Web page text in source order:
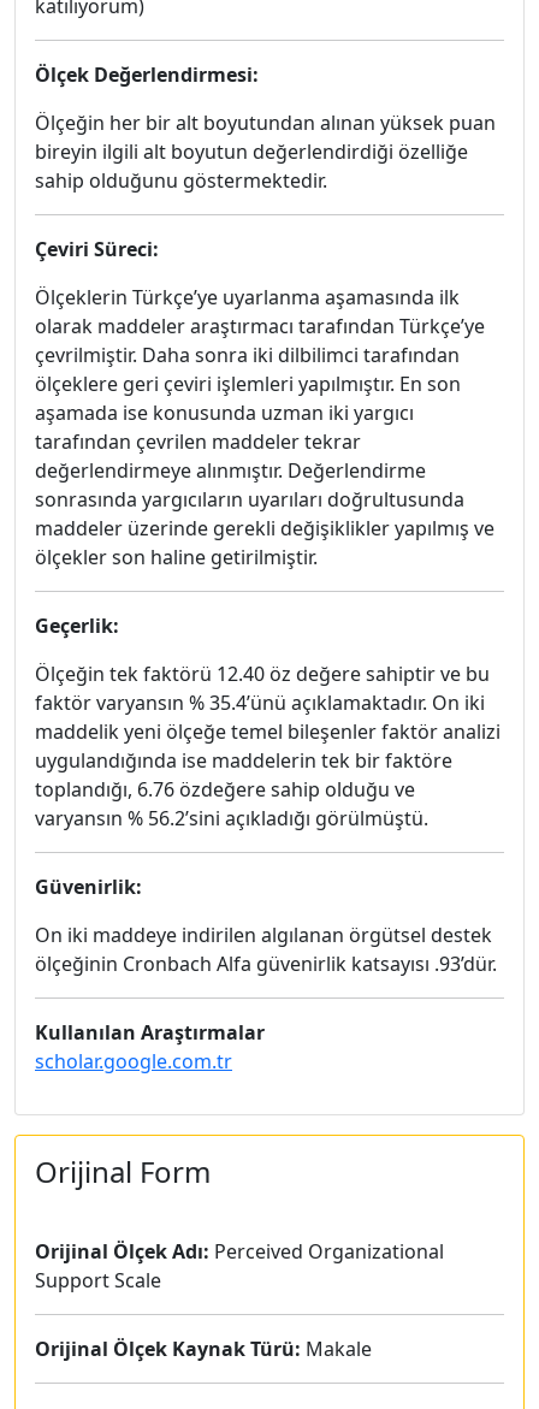
katılıyorum)
Ölçek Değerlendirmesi:
Ölçeğin her bir alt boyutundan alınan yüksek puan
bireyin ilgili alt boyutun değerlendirdiği özelliğe
sahip olduğunu göstermektedir.
Çeviri Süreci:
Ölçeklerin Türkçe’ye uyarlanma aşamasında ilk
olarak maddeler araştırmacı tarafından Türkçe’ye
çevrilmiştir. Daha sonra iki dilbilimci tarafından
ölçeklere geri çeviri işlemleri yapılmıştır. En son
aşamada ise konusunda uzman iki yargıcı
tarafından çevrilen maddeler tekrar
değerlendirmeye alınmıştır. Değerlendirme
sonrasında yargıcıların uyarıları doğrultusunda
maddeler üzerinde gerekli değişiklikler yapılmış ve
ölçekler son haline getirilmiştir.
Geçerlik:
Ölçeğin tek faktörü 12.40 öz değere sahiptir ve bu
faktör varyansın % 35.4’ünü açıklamaktadır. On iki
maddelik yeni ölçeğe temel bileşenler faktör analizi
uygulandığında ise maddelerin tek bir faktöre
toplandığı, 6.76 özdeğere sahip olduğu ve
varyansın % 56.2’sini açıkladığı görülmüştü.
Güvenirlik:
On iki maddeye indirilen algılanan örgütsel destek
ölçeğinin Cronbach Alfa güvenirlik katsayısı .93’dür.
Kullanılan Araştırmalar
scholar.google.com.tr
Orijinal Form
Orijinal Ölçek Adı: Perceived Organizational
Support Scale
Orijinal Ölçek Kaynak Türü: Makale